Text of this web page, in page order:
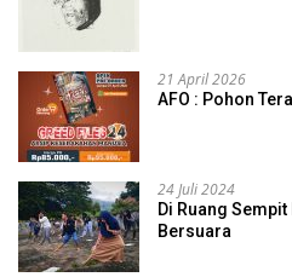
21 April 2026
AFO : Pohon
24 Juli 2024
Di Ruang
Bersuara